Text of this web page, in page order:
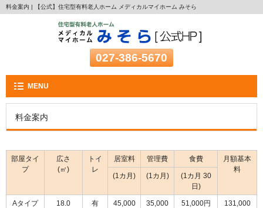
料金案内 | 【公式】住宅型有料老人ホーム メディカルマイホーム みそら
027-386-5670
MENU
料金案内
部屋タイ
プ
広さ
(㎡)
トイ
レ
居室料 管理費 食費
月額基本
料
(1カ月) (1カ月)
(1カ月 30
日)
Aタイプ 18.0 有
45,000
35,000
51,000円
131,000